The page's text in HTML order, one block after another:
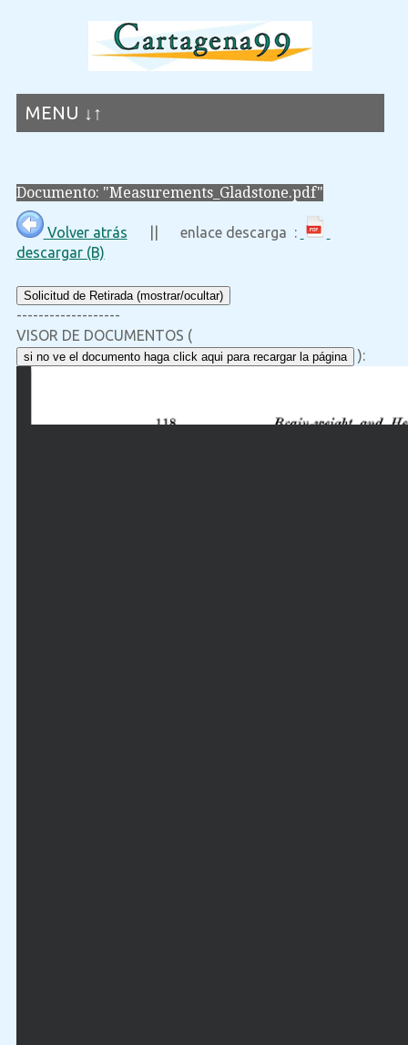
MENU ↓↑
Documento: "Measurements_Gladstone.pdf"
Volver atrás || enlace descarga :
descargar (B)
Solicitud de Retirada (mostrar/ocultar)
-------------------
VISOR DE DOCUMENTOS (
si no ve el documento haga click aqui para recargar la página ):